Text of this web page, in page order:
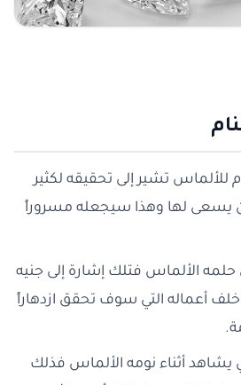
للألماس تشير إلى تحقيقه لكثير
يسعى لها وهذا سيجعله مسروراً
حلمه الألماس فتلك إشارة إلى جنيه
خلف أعماله التي سوف تحقق ازدهاراً
يشاهد أثناء نومه الألماس فذلك